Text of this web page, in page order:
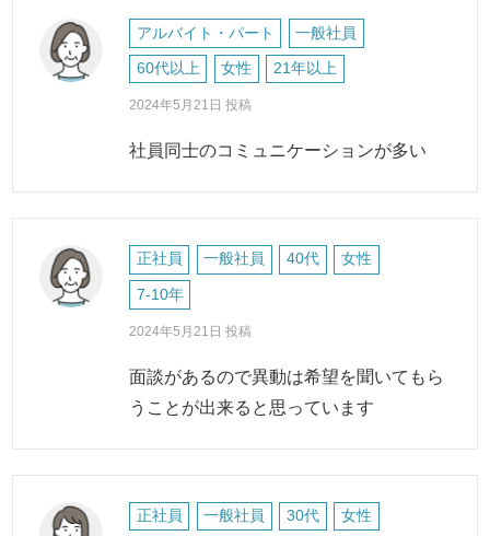
アルバイト・パート 一般社員
60代以上 女性 21年以上
2024年5月21日 投稿
社員同士のコミュニケーションが多い
正社員 一般社員 40代 女性
7-10年
2024年5月21日 投稿
面談があるので異動は希望を聞いてもら
うことが出来ると思っています
正社員 一般社員 30代 女性